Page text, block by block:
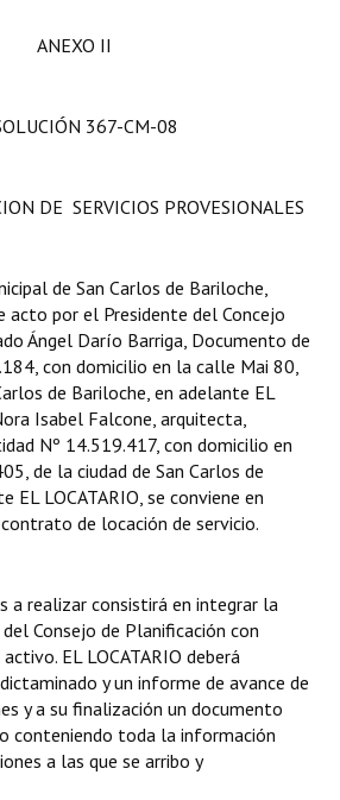
ANEXO II
367-CM-08
DE SERVICIOS PROVESIONALES
de San Carlos de Bariloche,
acto por el Presidente del Concejo
Ángel Darío Barriga, Documento de
con domicilio en la calle Mai 80,
de Bariloche, en adelante EL
Isabel Falcone, arquitecta,
Nº 14.519.417, con domicilio en
de la ciudad de San Carlos de
EL LOCATARIO, se conviene en
de locación de servicio.
realizar consistirá en integrar la
Consejo de Planificación con
EL LOCATARIO deberá
y un informe de avance de
y a su finalización un documento
conteniendo toda la información
a las que se arribo y